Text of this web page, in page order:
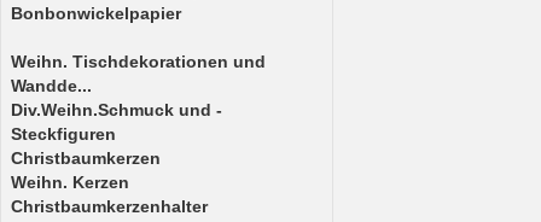
Bonbonwickelpapier
Weihn. Tischdekorationen und
Wandde...
Div.Weihn.Schmuck und -
Steckfiguren
Christbaumkerzen
Weihn. Kerzen
Christbaumkerzenhalter